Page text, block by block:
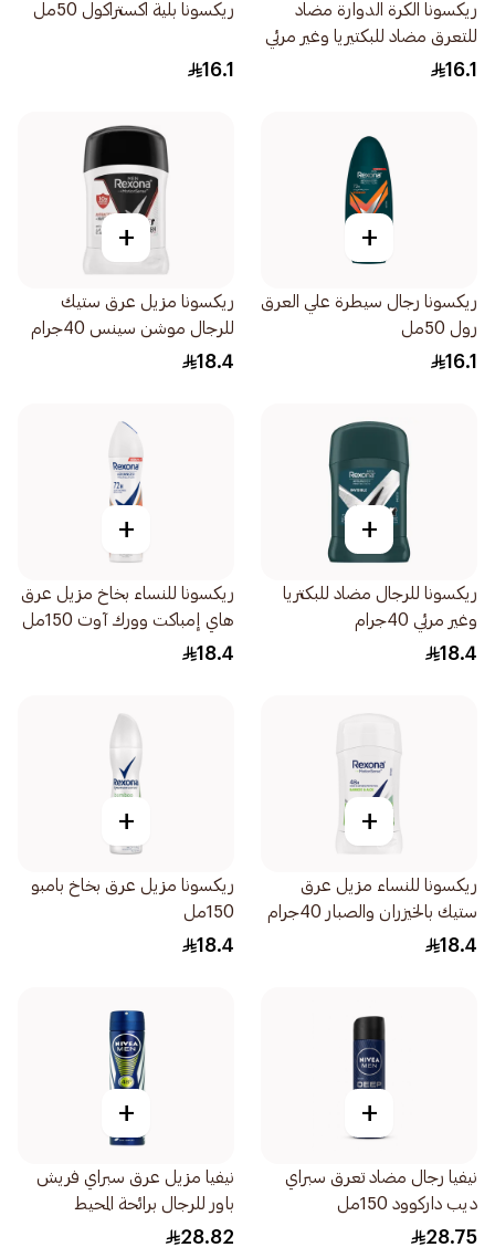
ريكسونا الكرة الدوارة مضاد
للتعرق مضاد للبكتيريا وغير مرئي
للرجال 50مل
16.1
ريكسونا بلية اكستراكول 50مل
16.1
+
ريكسونا رجال سيطرة علي العرق
رول 50مل
16.1
+
ريكسونا مزيل عرق ستيك
للرجال موشن سينس 40جرام
18.4
+
ريكسونا للرجال مضاد للبكتريا
وغير مرئي 40جرام
18.4
+
ريكسونا للنساء بخاخ مزيل عرق
هاي إمباكت وورك آوت 150مل
18.4
+
ريكسونا للنساء مزيل عرق
ستيك بالخيزران والصبار 40جرام
18.4
+
ريكسونا مزيل عرق بخاخ بامبو
150مل
18.4
+
نيفيا رجال مضاد تعرق سبراي
ديب داركوود 150مل
28.75
+
نيفيا مزيل عرق سبراي فريش
باور للرجال برائحة المحيط
الذكورية 200مل
28.82